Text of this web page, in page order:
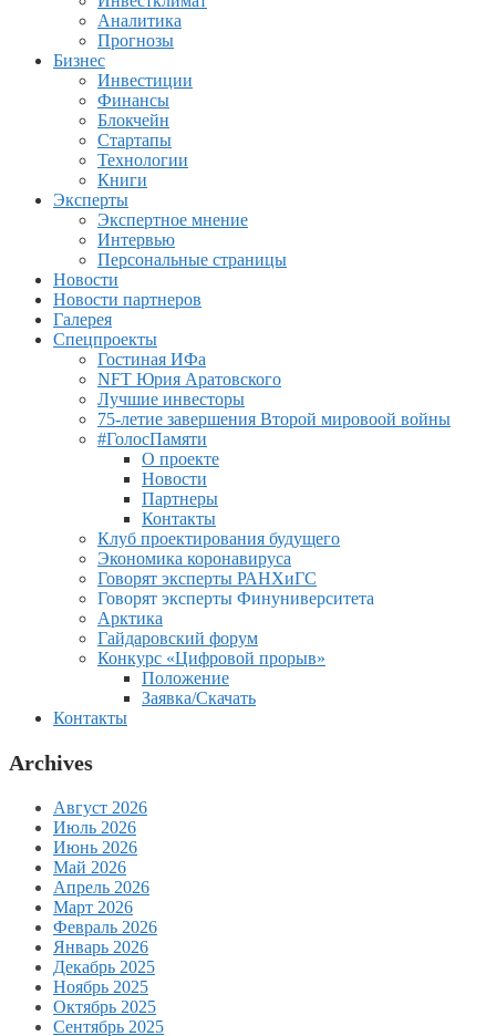
Аналитика
Прогнозы
Бизнес
Инвестиции
Финансы
Блокчейн
Стартапы
Технологии
Книги
Эксперты
Экспертное мнение
Интервью
Персональные страницы
Новости
Новости партнеров
Галерея
Спецпроекты
Гостиная ИФа
NFT Юрия Аратовского
Лучшие инвесторы
75-летие завершения Второй мировоой войны
#ГолосПамяти
О проекте
Новости
Партнеры
Контакты
Клуб проектирования будущего
Экономика коронавируса
Говорят эксперты РАНХиГС
Говорят эксперты Финуниверситета
Арктика
Гайдаровский форум
Конкурс «Цифровой прорыв»
Положение
Заявка/Скачать
Контакты
Archives
Август 2026
Июль 2026
Июнь 2026
Май 2026
Апрель 2026
Март 2026
Февраль 2026
Январь 2026
Декабрь 2025
Ноябрь 2025
Октябрь 2025
Сентябрь 2025